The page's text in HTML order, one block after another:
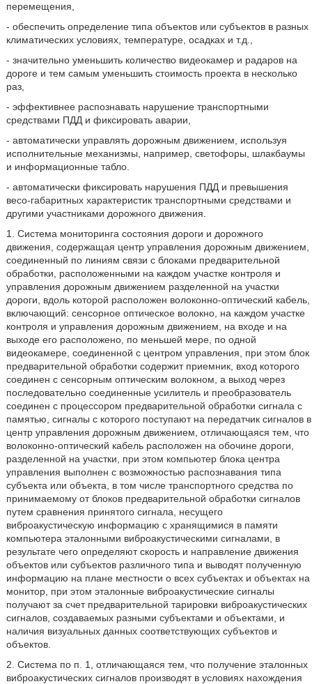
перемещения,
- обеспечить определение типа объектов или субъектов в разных
климатических условиях, температуре, осадках и т.д.,
- значительно уменьшить количество видеокамер и радаров на
дороге и тем самым уменьшить стоимость проекта в несколько
раз,
- эффективнее распознавать нарушение транспортными
средствами ПДД и фиксировать аварии,
- автоматически управлять дорожным движением, используя
исполнительные механизмы, например, светофоры, шлакбаумы
и информационные табло.
- автоматически фиксировать нарушения ПДД и превышения
весо-габаритных характеристик транспортными средствами и
другими участниками дорожного движения.
1. Система мониторинга состояния дороги и дорожного
движения, содержащая центр управления дорожным движением,
соединенный по линиям связи с блоками предварительной
обработки, расположенными на каждом участке контроля и
управления дорожным движением разделенной на участки
дороги, вдоль которой расположен волоконно-оптический кабель,
включающий: сенсорное оптическое волокно, на каждом участке
контроля и управления дорожным движением, на входе и на
выходе его расположено, по меньшей мере, по одной
видеокамере, соединенной с центром управления, при этом блок
предварительной обработки содержит приемник, вход которого
соединен с сенсорным оптическим волокном, а выход через
последовательно соединенные усилитель и преобразователь
соединен с процессором предварительной обработки сигнала с
памятью, сигналы с которого поступают на передатчик сигналов в
центр управления дорожным движением, отличающаяся тем, что
волоконно-оптический кабель расположен на обочине дороги,
разделенной на участки, при этом компьютер блока центра
управления выполнен с возможностью распознавания типа
субъекта или объекта, в том числе транспортного средства по
принимаемому от блоков предварительной обработки сигналов
путем сравнения принятого сигнала, несущего
виброакустическую информацию с хранящимися в памяти
компьютера эталонными виброакустическими сигналами, в
результате чего определяют скорость и направление движения
объектов или субъектов различного типа и выводят полученную
информацию на плане местности о всех субъектах и объектах на
монитор, при этом эталонные виброакустические сигналы
получают за счет предварительной тарировки виброакустических
сигналов, создаваемых разными субъектами и объектами, и
наличия визуальных данных соответствующих субъектов и
объектов.
2. Система по п. 1, отличающаяся тем, что получение эталонных
виброакустических сигналов производят в условиях нахождения